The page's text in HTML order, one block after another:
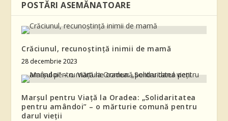
POSTĂRI ASEMĂNATOARE
Crăciunul, recunoștință inimii de mamă
28 decembrie 2023
Marșul pentru Viață la Oradea: „Solidaritatea
pentru amândoi” – o mărturie comună pentru
darul vieții